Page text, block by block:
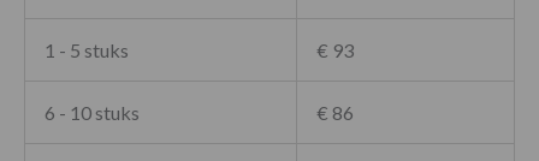
1 - 5 stuks € 93
6 - 10 stuks € 86